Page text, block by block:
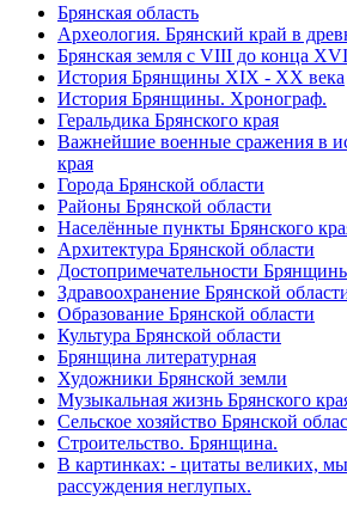
Брянская область
Археология. Брянский край в
Брянская земля с VIII до конца
История Брянщины XIX - XX века
История Брянщины. Хронограф.
Геральдика Брянского края
Важнейшие военные сражения в
края
Города Брянской области
Районы Брянской области
Населённые пункты Брянского
Архитектура Брянской области
Достопримечательности
Здравоохранение Брянской
Образование Брянской области
Культура Брянской области
Брянщина литературная
Художники Брянской земли
Музыкальная жизнь Брянского
Сельское хозяйство Брянской
Строительство. Брянщина.
В картинках: - цитаты великих,
рассуждения неглупых.